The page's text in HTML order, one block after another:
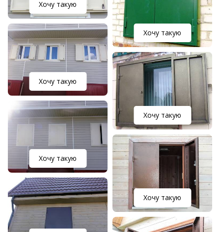
Хочу такую
Хочу такую
Хочу такую
Хочу такую
Хочу такую
Хочу такую